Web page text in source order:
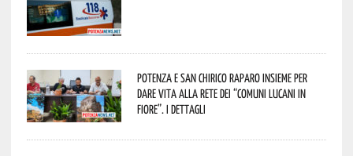
Potenza e San Chirico Raparo insieme per
dare vita alla rete dei “Comuni Lucani in
Fiore”. I dettagli